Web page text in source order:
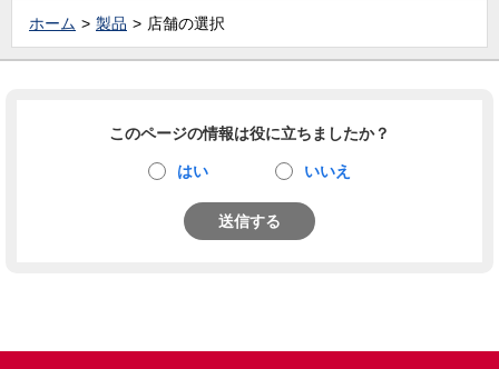
ホーム 製品 店舗の選択
このページの情報は役に立ちましたか？
はい いいえ
送信する